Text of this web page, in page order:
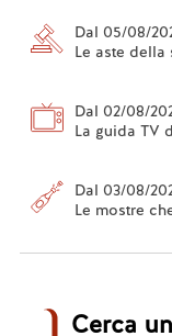
Dal 05/08/
Le aste della
Dal 02/08/
La guida TV
Dal 03/08/
Le mostre
Cerca